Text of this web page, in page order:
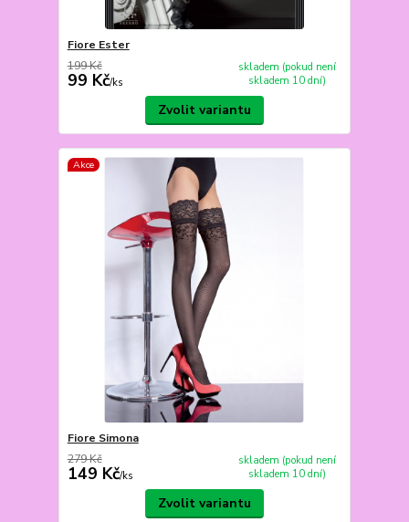
Fiore Ester
199 Kč
99 Kč/ks
skladem (pokud není
skladem 10 dní)
Zvolit variantu
Akce
Fiore Simona
279 Kč
149 Kč/ks
skladem (pokud není
skladem 10 dní)
Zvolit variantu